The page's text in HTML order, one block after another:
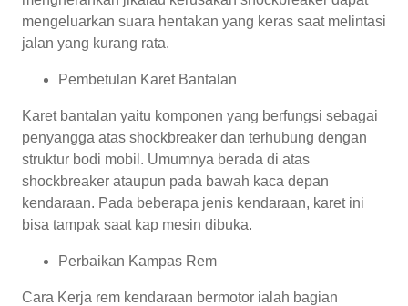
mengeluarkan suara hentakan yang keras saat melintasi
jalan yang kurang rata.
Pembetulan Karet Bantalan
Karet bantalan yaitu komponen yang berfungsi sebagai
penyangga atas shockbreaker dan terhubung dengan
struktur bodi mobil. Umumnya berada di atas
shockbreaker ataupun pada bawah kaca depan
kendaraan. Pada beberapa jenis kendaraan, karet ini
bisa tampak saat kap mesin dibuka.
Perbaikan Kampas Rem
Cara Kerja rem kendaraan bermotor ialah bagian